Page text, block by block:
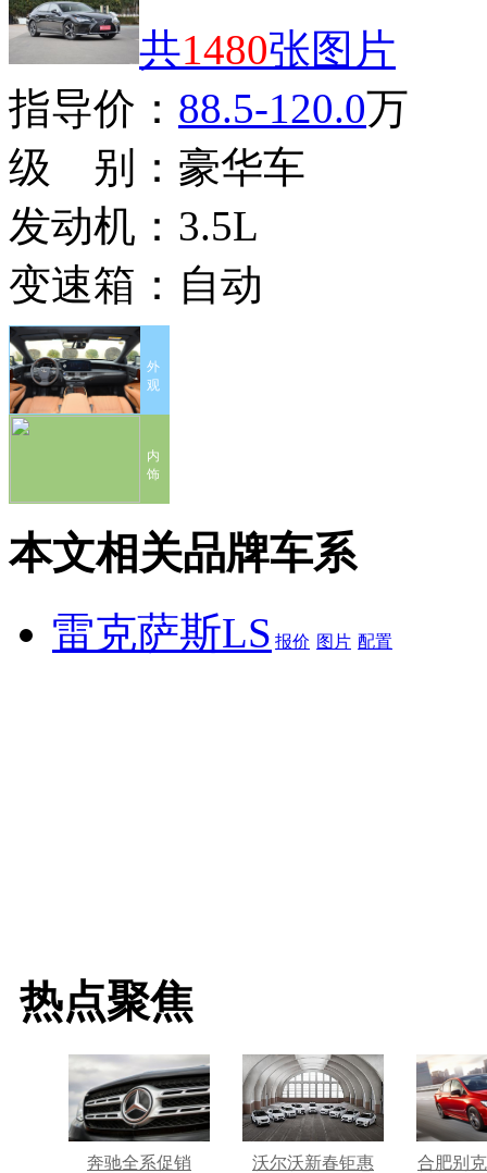
共1480张图片
指导价： 88.5-120.0万
级 别： 豪华车
发动机： 3.5L
变速箱： 自动
外
观
内
饰
本文相关品牌车系
雷克萨斯LS 报价 图片 配置
热点聚焦
奔驰全系促销 沃尔沃新春钜惠 合肥别